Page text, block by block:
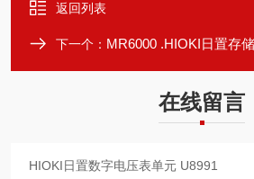
返回列表
下一个： MR6000 .HIOKI日置存
在线留言